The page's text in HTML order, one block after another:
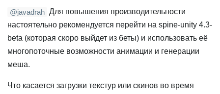
@javadrah Для повышения производительности
настоятельно рекомендуется перейти на spine-unity 4.3-
beta (которая скоро выйдет из беты) и использовать её
многопоточные возможности анимации и генерации
меша.
Что касается загрузки текстур или скинов во время